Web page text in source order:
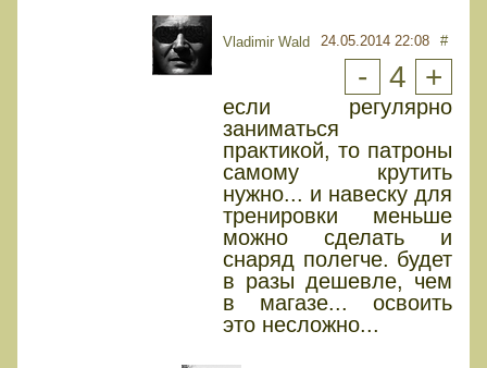
Vladimir Wald 24.05.2014 22:08 #
- 4 +
если регулярно
заниматься
практикой, то патроны
самому крутить
нужно... и навеску для
тренировки меньше
можно сделать и
снаряд полегче. будет
в разы дешевле, чем
в магазе... освоить
это несложно...